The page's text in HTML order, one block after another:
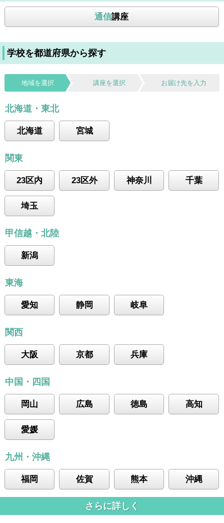
通信講座
学校を都道府県から探す
地域を選択 講座を選択 お届け先を入力
北海道・東北
北海道 宮城
関東
23区内 23区外 神奈川 千葉
埼玉
甲信越・北陸
新潟
東海
愛知 静岡 岐阜
関西
大阪 京都 兵庫
中国・四国
岡山 広島 徳島 高知
愛媛
九州・沖縄
福岡 佐賀 熊本 沖縄
さらに詳しく